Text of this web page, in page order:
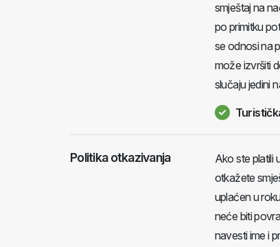
smještaj na
po primitku
se odnosi na
može izvršiti
slučaju jedini
Politika otkazivanja
Ako ste platili
otkažete
uplaćen u
neće biti
navesti ime i